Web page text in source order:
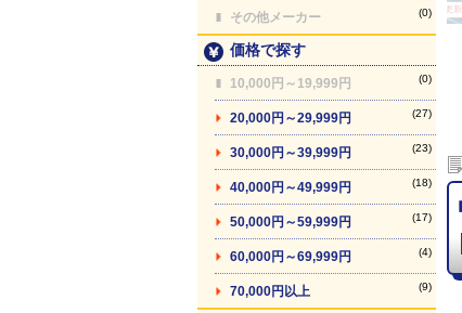
その他メーカー (0)
価格で探す
10,000円～19,999円 (0)
20,000円～29,999円 (27)
30,000円～39,999円 (23)
40,000円～49,999円 (18)
50,000円～59,999円 (17)
60,000円～69,999円 (4)
70,000円以上 (9)
【最終更